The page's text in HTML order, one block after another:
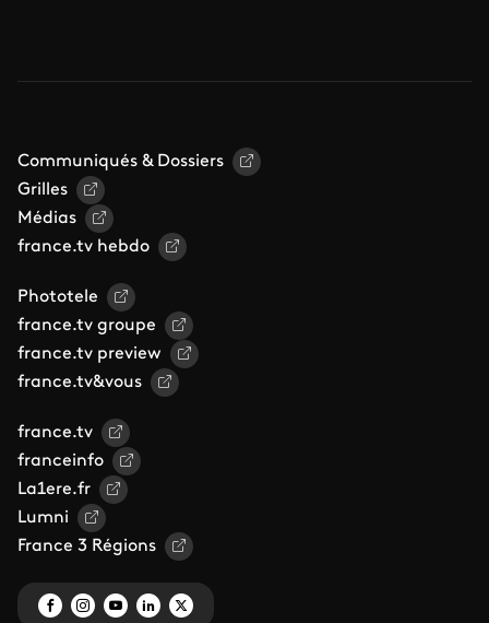
Communiqués & Dossiers
Grilles
Médias
france.tv hebdo
Phototele
france.tv groupe
france.tv preview
france.tv&vous
france.tv
franceinfo
La1ere.fr
Lumni
France 3 Régions